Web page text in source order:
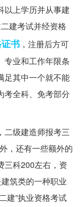
以上学历并从事建
建考试并经资格
书 ，注册后方可
专业和工作年限条
足其中一个就不能
考全科、免考部分
二级建造师报考三
，还有一些额外的
三科200左右，资
筑类的一种职业
建”执业资格考试